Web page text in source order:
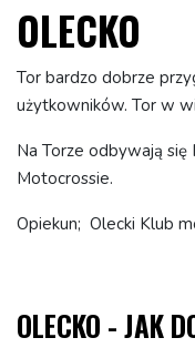
OLECKO
Tor bardzo dobrze
użytkowników. Tor w
Na Torze odbywają
Motocrossie.
Opiekun; Olecki Klub
OLECKO - JAK